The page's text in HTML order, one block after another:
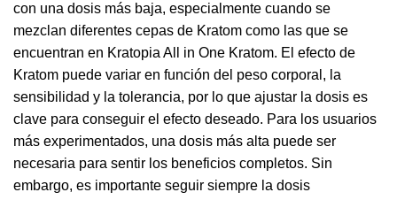
con una dosis más baja, especialmente cuando se
mezclan diferentes cepas de Kratom como las que se
encuentran en Kratopia All in One Kratom. El efecto de
Kratom puede variar en función del peso corporal, la
sensibilidad y la tolerancia, por lo que ajustar la dosis es
clave para conseguir el efecto deseado. Para los usuarios
más experimentados, una dosis más alta puede ser
necesaria para sentir los beneficios completos. Sin
embargo, es importante seguir siempre la dosis